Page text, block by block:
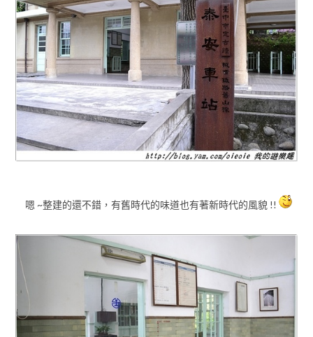
嗯 ~整建的還不錯，有舊時代的味道也有著新時代的風貌 !!